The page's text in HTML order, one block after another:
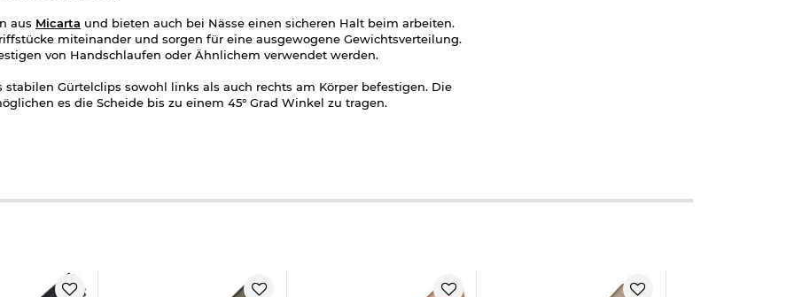
aus Micarta und bieten auch bei Nässe einen sicheren Halt beim arbeiten.
miteinander und sorgen für eine ausgewogene Gewichtsverteilung.
von Handschlaufen oder Ähnlichem verwendet werden.
Gürtelclips sowohl links als auch rechts am Körper befestigen. Die
es die Scheide bis zu einem 45° Grad Winkel zu tragen.